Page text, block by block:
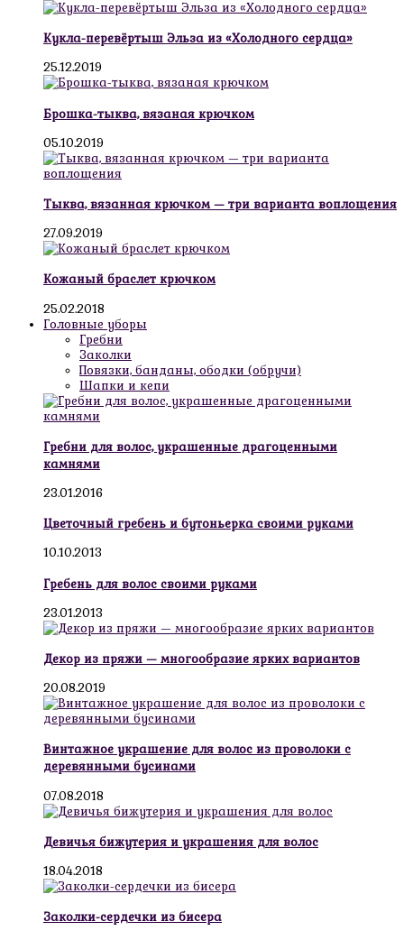
Кукла-перевёртыш Эльза из «Холодного сердца»
25.12.2019
Брошка-тыква, вязаная крючком
05.10.2019
Тыква, вязанная крючком — три варианта воплощения
27.09.2019
Кожаный браслет крючком
25.02.2018
Головные уборы
Гребни
Заколки
Повязки, банданы, ободки (обручи)
Шапки и кепи
Гребни для волос, украшенные драгоценными
камнями
23.01.2016
Цветочный гребень и бутоньерка своими руками
10.10.2013
Гребень для волос своими руками
23.01.2013
Декор из пряжи — многообразие ярких вариантов
20.08.2019
Винтажное украшение для волос из проволоки с
деревянными бусинами
07.08.2018
Девичья бижутерия и украшения для волос
18.04.2018
Заколки-сердечки из бисера